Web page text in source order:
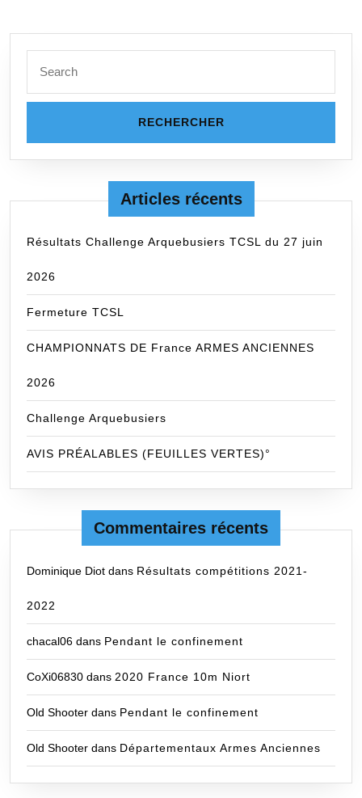
for:
Articles récents
Résultats Challenge Arquebusiers TCSL du 27 juin
2026
Fermeture TCSL
CHAMPIONNATS DE France ARMES ANCIENNES
2026
Challenge Arquebusiers
AVIS PRÉALABLES (FEUILLES VERTES)°
Commentaires récents
Dominique Diot dans Résultats compétitions 2021-
2022
chacal06 dans Pendant le confinement
CoXi06830 dans 2020 France 10m Niort
Old Shooter dans Pendant le confinement
Old Shooter dans Départementaux Armes Anciennes